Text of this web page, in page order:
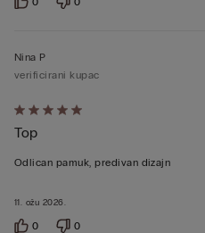
Dali
ste
ocjenu
od
5
11. ožu 2026.
Nina P
verificirani kupac
Top
Odlican pamuk, predivan dizajn
0 0